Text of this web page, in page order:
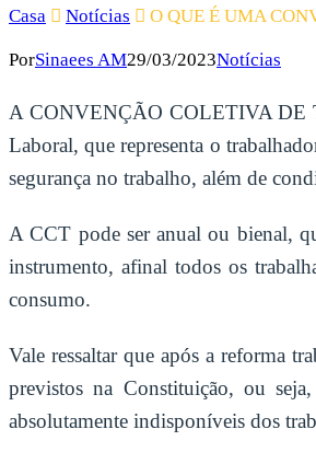
Casa Notícias O QUE É UMA
PorSinaees AM29/03/2023Notícias
A CONVENÇÃO COLETIVA DE
Laboral, que representa o
segurança no trabalho, além de
A CCT pode ser anual ou bienal,
instrumento, afinal todos os
consumo.
Vale ressaltar que após a reforma
previstos na Constituição, ou
absolutamente indisponíveis dos